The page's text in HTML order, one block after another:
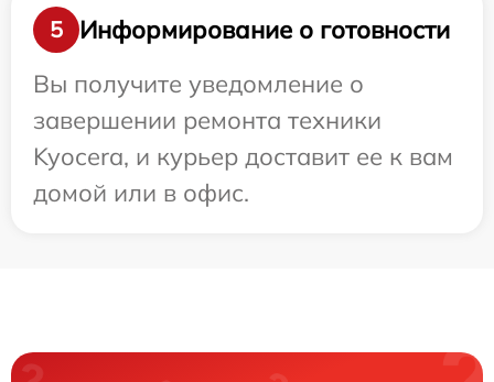
5
Информирование о готовности
Вы получите уведомление о
завершении ремонта техники
Kyocera, и курьер доставит ее к вам
домой или в офис.